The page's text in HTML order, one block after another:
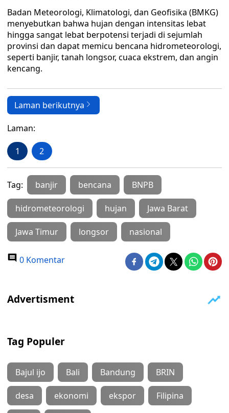
Badan Meteorologi, Klimatologi, dan Geofisika (BMKG)
menyebutkan bahwa hujan dengan intensitas lebat
hingga sangat lebat berpotensi terjadi di sejumlah
provinsi dan dapat memicu bencana hidrometeorologi,
seperti banjir, tanah longsor, cuaca ekstrem, dan angin
kencang.
Laman berikutnya
Laman:
1 2
Tag: banjir bencana BNPB
hidrometeorologi hujan Jawa Barat
Jawa Timur longsor nasional
0 Komentar
Tag Populer
Bajul ijo Bali Bandung BRIN
desa ekonomi ekspor Filipina